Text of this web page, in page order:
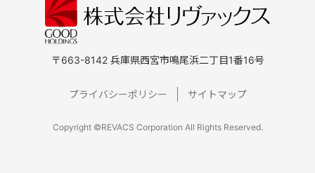
〒663-8142 兵庫県西宮市鳴尾浜二丁目1番16号
プライバシーポリシー サイトマップ
Copyright ©REVACS Corporation All Rights Reserved.